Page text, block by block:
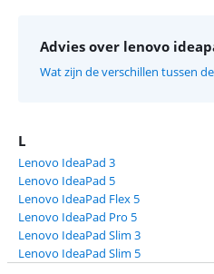
Advies over lenovo
Wat zijn de verschillen tussen
L
Lenovo IdeaPad 3
Lenovo IdeaPad 5
Lenovo IdeaPad Flex 5
Lenovo IdeaPad Pro 5
Lenovo IdeaPad Slim 3
Lenovo IdeaPad Slim 5